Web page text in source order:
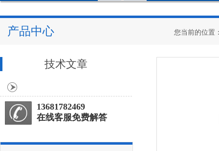
产品中心 您当前的位置
技术文章
13681782469
在线客服免费解答